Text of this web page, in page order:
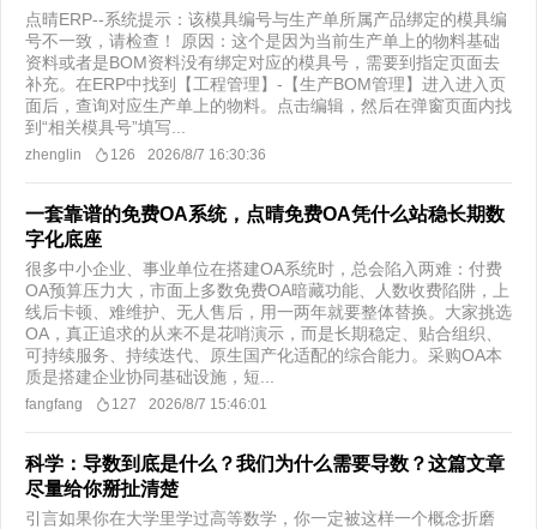
点晴ERP--系统提示：该模具编号与生产单所属产品绑定的模具编
号不一致，请检查！ 原因：这个是因为当前生产单上的物料基础
资料或者是BOM资料没有绑定对应的模具号，需要到指定页面去
补充。在ERP中找到【工程管理】-【生产BOM管理】进入进入页
面后，查询对应生产单上的物料。点击编辑，然后在弹窗页面内找
到“相关模具号”填写...
zhenglin 126 2026/8/7 16:30:36
一套靠谱的免费OA系统，点晴免费OA凭什么站稳长期数
字化底座
很多中小企业、事业单位在搭建OA系统时，总会陷入两难：付费
OA预算压力大，市面上多数免费OA暗藏功能、人数收费陷阱，上
线后卡顿、难维护、无人售后，用一两年就要整体替换。大家挑选
OA，真正追求的从来不是花哨演示，而是长期稳定、贴合组织、
可持续服务、持续迭代、原生国产化适配的综合能力。采购OA本
质是搭建企业协同基础设施，短...
fangfang 127 2026/8/7 15:46:01
科学：导数到底是什么？我们为什么需要导数？这篇文章
尽量给你掰扯清楚
引言如果你在大学里学过高等数学，你一定被这样一个概念折磨